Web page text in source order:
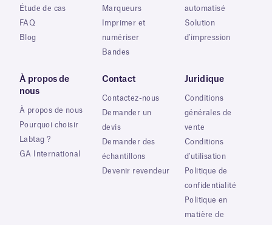
Étude de cas
FAQ
Blog
Marqueurs
Imprimer et
numériser
Bandes
automatisé
Solution
d'impression
À propos de
nous
À propos de nous
Pourquoi choisir
Labtag ?
GA International
Contact
Contactez-nous
Demander un
devis
Demander des
échantillons
Devenir revendeur
Juridique
Conditions
générales de
vente
Conditions
d'utilisation
Politique de
confidentialité
Politique en
matière de